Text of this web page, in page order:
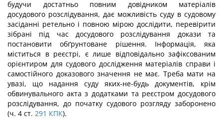
будучи достатньо повним довідником матеріалів
досудового розслідування, дає можливість суду в судовому
засіданні ретельно і повною мірою дослідити, перевірити
зібрані під час досудового розслідування докази та
постановити обґрунтоване рішення. Інформація, яка
міститься в реєстрі, є лише відповідально зафіксованим
орієнтиром для судового дослідження матеріалів справи і
самостійного доказового значення не має. Треба мати на
увазі, що надання суду яких-не-будь документів, крім
обвинувального акта з додатками та реєстром досудового
розслідування, до початку судового розгляду заборонено
(ч. 4 ст. 291 КПК).